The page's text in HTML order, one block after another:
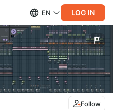
EN LOG IN
Follow